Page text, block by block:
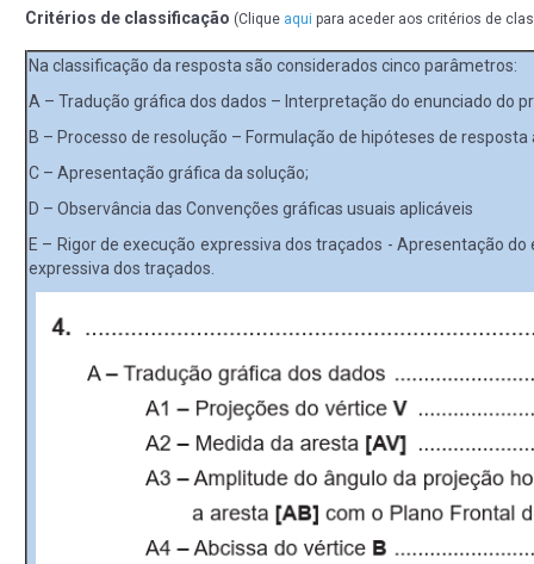
Critérios de classificação (Clique aqui para aceder aos critérios de
Na classificação da resposta são considerados cinco parâmetros:
A – Tradução gráfica dos dados – Interpretação do enunciado do
B – Processo de resolução – Formulação de hipóteses de
C – Apresentação gráfica da solução;
D – Observância das Convenções gráficas usuais aplicáveis
E – Rigor de execução expressiva dos traçados - Apresentação
expressiva dos traçados.